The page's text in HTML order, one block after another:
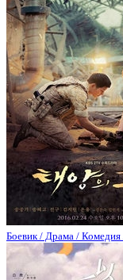
Боевик / Драма /